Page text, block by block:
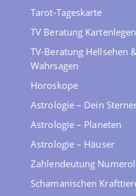
Tarot-Tageskarte
TV Beratung
TV-Beratung Hellsehen
Wahrsagen
Horoskope
Astrologie – Dein
Astrologie – Planeten
Astrologie – Häuser
Zahlendeutung
Schamanischen